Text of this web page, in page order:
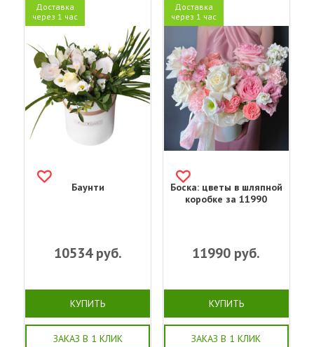
Доставка
через 1 час
Баунти
10534руб.
КУПИТЬ
ЗАКАЗ В 1 КЛИК
Доставка
через 1 час
Боска: цветы в шляпной
коробке за 11990
11990 руб.
КУПИТЬ
ЗАКАЗ В 1 КЛИК